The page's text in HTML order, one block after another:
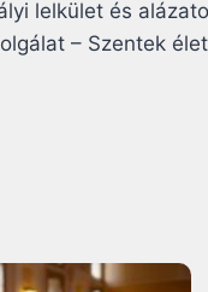
lelkület és
– Szentek